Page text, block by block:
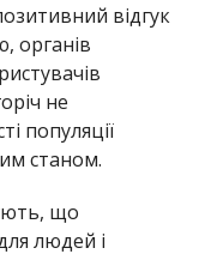
відгук
органів
не
популяції
станом.
що
людей і